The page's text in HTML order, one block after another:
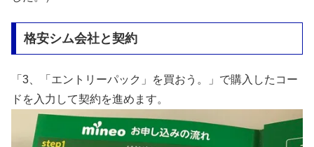
格安シム会社と契約
「3、「エントリーパック」を買おう。」で購入したコー
ドを入力して契約を進めます。